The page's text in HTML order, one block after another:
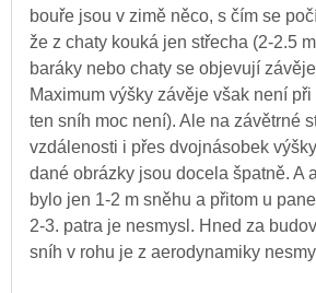
bouře jsou v zimě něco, s čím se
že z chaty kouká jen střecha (2-2.5
baráky nebo chaty se objevují
Maximum výšky závěje však není
ten sníh moc není). Ale na závětrné
vzdálenosti i přes dvojnásobek
dané obrázky jsou docela špatně. A
bylo jen 1-2 m sněhu a přitom u
2-3. patra je nesmysl. Hned za
sníh v rohu je z aerodynamiky